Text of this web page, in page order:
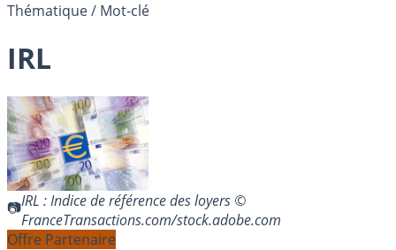
Thématique / Mot-clé
IRL
IRL : Indice de référence des loyers ©
FranceTransactions.com/stock.adobe.com
Offre Partenaire